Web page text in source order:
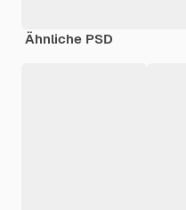
Ähnliche PSD